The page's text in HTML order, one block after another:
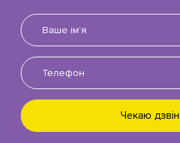
Чекаю